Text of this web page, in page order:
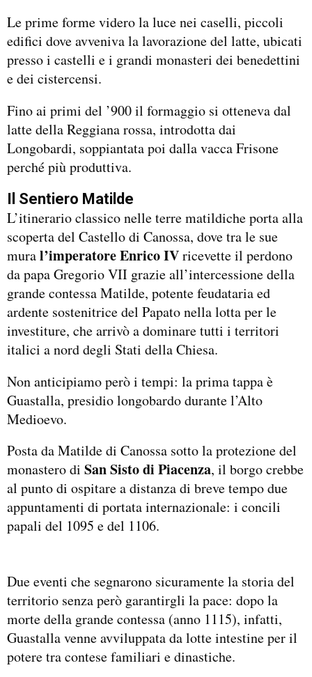
Le prime forme videro la luce nei caselli, piccoli
edifici dove avveniva la lavorazione del latte, ubicati
presso i castelli e i grandi monasteri dei benedettini
e dei cistercensi.
Fino ai primi del ’900 il formaggio si otteneva dal
latte della Reggiana rossa, introdotta dai
Longobardi, soppiantata poi dalla vacca Frisone
perché più produttiva.
Il Sentiero Matilde
L’itinerario classico nelle terre matildiche porta alla
scoperta del Castello di Canossa, dove tra le sue
mural’imperatore Enrico IVricevette il perdono
da papa Gregorio VII grazie all’intercessione della
grande contessa Matilde, potente feudataria ed
ardente sostenitrice del Papato nella lotta per le
investiture, che arrivò a dominare tutti i territori
italici a nord degli Stati della Chiesa.
Non anticipiamo però i tempi: la prima tappa è
Guastalla, presidio longobardo durante l’Alto
Medioevo.
Posta da Matilde di Canossa sotto la protezione del
monastero di San Sisto di Piacenza, il borgo crebbe
al punto di ospitare a distanza di breve tempo due
appuntamenti di portata internazionale: i concili
papali del 1095 e del 1106.
Due eventi che segnarono sicuramente la storia del
territorio senza però garantirgli la pace: dopo la
morte della grande contessa (anno 1115), infatti,
Guastalla venne avviluppata da lotte intestine per il
potere tra contese familiari e dinastiche.